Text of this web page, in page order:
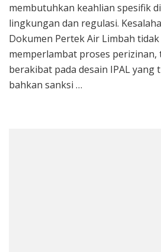
membutuhkan keahlian spesifik
lingkungan dan regulasi.
Dokumen Pertek Air Limbah
memperlambat proses
berakibat pada desain IPAL yang
bahkan sanksi …